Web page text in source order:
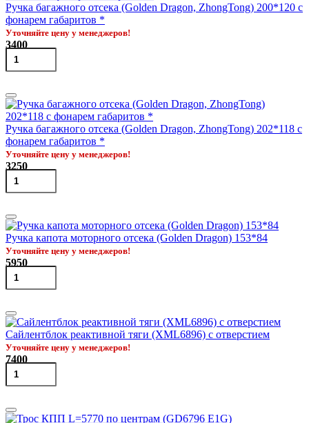
Ручка багажного отсека (Golden Dragon, ZhongTong) 200*120 с
фонарем габаритов *
Уточняйте цену у менеджеров!
3400
Ручка багажного отсека (Golden Dragon, ZhongTong) 202*118 с
фонарем габаритов *
Уточняйте цену у менеджеров!
3250
Ручка капота моторного отсека (Golden Dragon) 153*84
Уточняйте цену у менеджеров!
5950
Сайлентблок реактивной тяги (XML6896) с отверстием
Уточняйте цену у менеджеров!
7400